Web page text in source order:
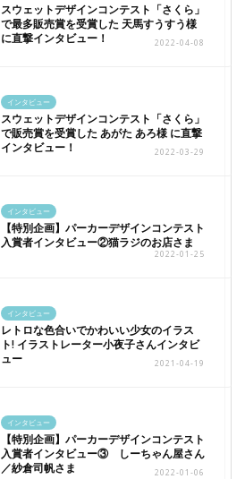
スウェットデザインコンテスト「さくら」
で最多販売賞を受賞した 天馬すうすう様
に直撃インタビュー！
2022-04-08
インタビュー
スウェットデザインコンテスト「さくら」
で販売賞を受賞した あがた あろ様 に直撃
インタビュー！
2022-03-29
インタビュー
【特別企画】パーカーデザインコンテスト
入賞者インタビュー②猫ラジのお店さま
2022-01-25
インタビュー
レトロな色合いでかわいい少女のイラス
ト! イラストレーター小夜子さんインタビ
ュー
2021-04-19
インタビュー
【特別企画】パーカーデザインコンテスト
入賞者インタビュー③ しーちゃん屋さん
／紗倉司帆さま
2022-01-06